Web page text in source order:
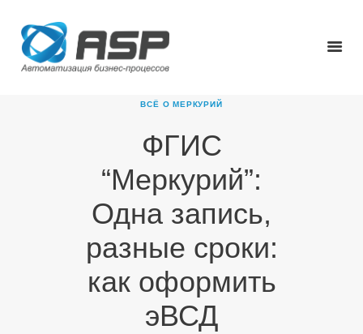
ВСЁ О МЕРКУРИЙ
ФГИС
“Меркурий”:
Одна запись,
разные сроки:
как оформить
эВСД
О КОМПАНИИ
ПРОДУКТЫ
НОВОСТИ
КАРЬЕРА
ПАРТНЕРЫ
КОНТАКТЫ